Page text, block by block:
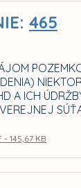
465
A ICH
- 145,67 KB